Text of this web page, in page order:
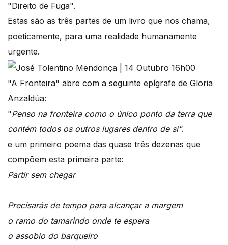
"Direito de Fuga".
Estas são as três partes de um livro que nos chama,
poeticamente, para uma realidade humanamente
urgente.
"A Fronteira" abre com a seguinte epígrafe de Gloria
Anzaldúa:
"Penso na fronteira como o único ponto da terra que
contém todos os outros lugares dentro de si".
e um primeiro poema das quase três dezenas que
compõem esta primeira parte:
Partir sem chegar
Precisarás de tempo para alcançar a margem
o ramo do tamarindo onde te espera
o assobio do barqueiro